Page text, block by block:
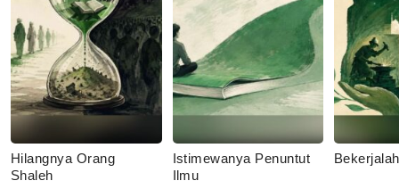
Hilangnya Orang
Shaleh
Istimewanya Penuntut
Ilmu
Bekerjalah